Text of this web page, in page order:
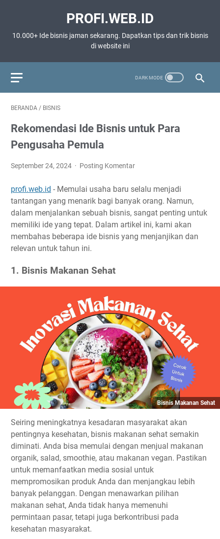
PROFI.WEB.ID
10.000+ Ide bisnis jaman sekarang. Dapatkan tips dan trik bisnis
di website ini
BERANDA / BISNIS
Rekomendasi Ide Bisnis untuk Para
Pengusaha Pemula
September 24, 2024 Posting Komentar
profi.web.id - Memulai usaha baru selalu menjadi
tantangan yang menarik bagi banyak orang. Namun,
dalam menjalankan sebuah bisnis, sangat penting untuk
memiliki ide yang tepat. Dalam artikel ini, kami akan
membahas beberapa ide bisnis yang menjanjikan dan
relevan untuk tahun ini.
1. Bisnis Makanan Sehat
Bisnis Makanan Sehat
Seiring meningkatnya kesadaran masyarakat akan
pentingnya kesehatan, bisnis makanan sehat semakin
diminati. Anda bisa memulai dengan menjual makanan
organik, salad, smoothie, atau makanan vegan. Pastikan
untuk memanfaatkan media sosial untuk
mempromosikan produk Anda dan menjangkau lebih
banyak pelanggan. Dengan menawarkan pilihan
makanan sehat, Anda tidak hanya memenuhi
permintaan pasar, tetapi juga berkontribusi pada
kesehatan masyarakat.